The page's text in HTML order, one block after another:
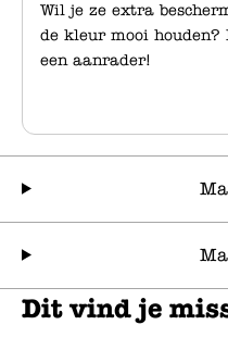
Wil je ze extra
de kleur mooi houden?
een aanrader!
Dit vind je